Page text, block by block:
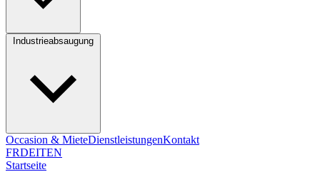
Occasion & MieteDienstleistungenKontakt
FRDEITEN
Startseite